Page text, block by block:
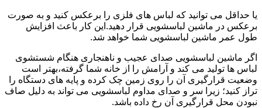
یا حداقل می توانید که لباس های فلزی را برعکس کنید و به صورت
برعکس در ماشین لباسشویی قرار دهید.این کار باعث افزایش
طول عمر ماشین لباسشویی شما خواهد شد.
اگر ماشین لباسشویی صدای عجیب و ناهنجاری هنگام شستشوی
لباس ها تولید می کند و آرامش را از خانه شما گرفته،بهتر است
وضعیت قرارگیری آن را روی زمین چک کرده و پایه های دستگاه را
تراز کنید؛ زیرا سر و صدای مداوم لباسشویی می تواند به دلیل صاف
نبودن محل قرارگیری آن رخ داده باشد.